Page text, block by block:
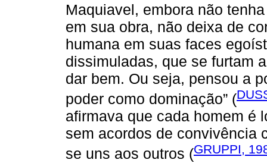
Maquiavel, embora não
em sua obra, não deixa de
humana em suas faces
dissimuladas, que se furtam
dar bem. Ou seja, pensou a
poder como dominação” (
afirmava que cada homem é
sem acordos de convivência
se uns aos outros (GRUPPI,